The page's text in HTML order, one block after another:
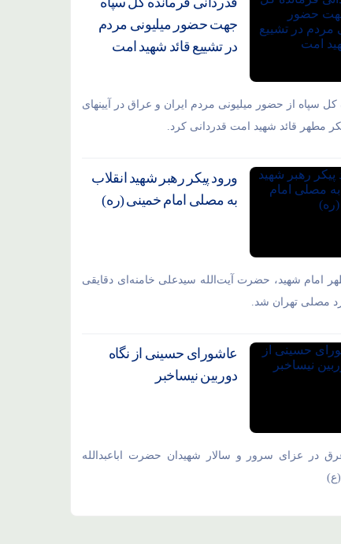
جهت حضور میلیونی مردم
در تشییع قائد شهید امت
کل سپاه از حضور میلیونی مردم ایران و عراق در آیینهای
مطهر قائد شهید امت قدردانی کرد.
ورود پیکر رهبر شهید انقلاب
به مصلی امام خمینی (ره)
امام شهید،‌ حضرت آیت‌الله سیدعلی خامنه‌ای دقایقی
مصلی تهران شد.
عاشورای حسینی از نگاه
دوربین نیساخبر
در عزای سرور و سالار شهیدان حضرت اباعبدالله